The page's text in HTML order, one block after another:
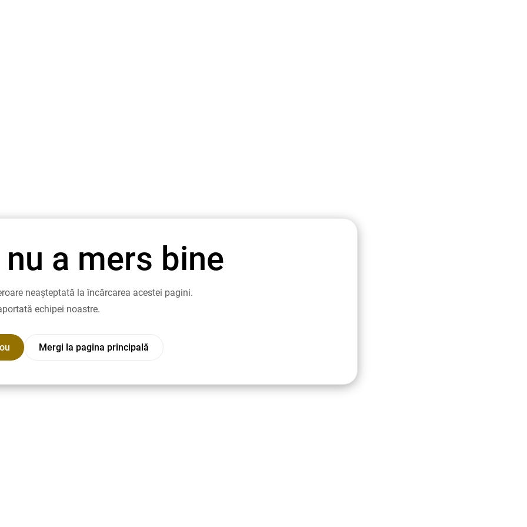
nu a mers bine
neașteptată la încărcarea acestei pagini.
echipei noastre.
Mergi la pagina principală